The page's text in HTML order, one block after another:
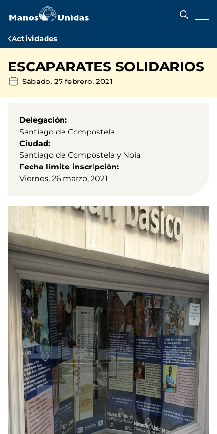
contenido
Ruta
navegación
Actividades
ESCAPARATES SOLIDARIOS
Sábado, 27 febrero, 2021
Delegación
Santiago de Compostela
Ciudad
Santiago de Compostela y Noia
Fecha límite inscripción
Viernes, 26 marzo, 2021